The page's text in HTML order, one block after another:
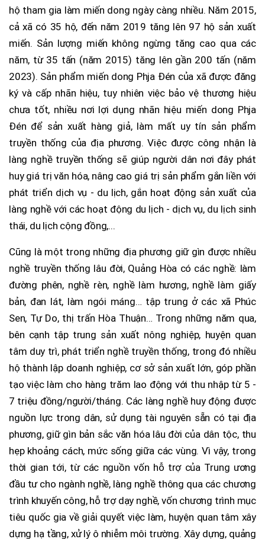
hộ tham gia làm miến dong ngày càng nhiều. Năm 2015,
cả xã có 35 hộ, đến năm 2019 tăng lên 97 hộ sản xuất
miến. Sản lượng miến không ngừng tăng cao qua các
năm, từ 35 tấn (năm 2015) tăng lên gần 200 tấn (năm
2023). Sản phẩm miến dong Phja Đén của xã được đăng
ký và cấp nhãn hiệu, tuy nhiên việc bảo vệ thương hiệu
chưa tốt, nhiều nơi lợi dụng nhãn hiệu miến dong Phja
Đén để sản xuất hàng giả, làm mất uy tín sản phẩm
truyền thống của địa phương. Việc được công nhận là
làng nghề truyền thống sẽ giúp người dân nơi đây phát
huy giá trị văn hóa, nâng cao giá trị sản phẩm gắn liền với
phát triển dịch vụ - du lịch, gắn hoạt động sản xuất của
làng nghề với các hoạt động du lịch - dịch vụ, du lịch sinh
thái, du lịch cộng đồng,...
Cũng là một trong những địa phương giữ gìn được nhiều
nghề truyền thống lâu đời, Quảng Hòa có các nghề: làm
đường phên, nghề rèn, nghề làm hương, nghề làm giấy
bản, đan lát, làm ngói máng… tập trung ở các xã Phúc
Sen, Tự Do, thị trấn Hòa Thuận… Trong những năm qua,
bên cạnh tập trung sản xuất nông nghiệp, huyện quan
tâm duy trì, phát triển nghề truyền thống, trong đó nhiều
hộ thành lập doanh nghiệp, cơ sở sản xuất lớn, góp phần
tạo việc làm cho hàng trăm lao động với thu nhập từ 5 -
7 triệu đồng/người/tháng. Các làng nghề huy động được
nguồn lực trong dân, sử dụng tài nguyên sẵn có tại địa
phương, giữ gìn bản sắc văn hóa lâu đời của dân tộc, thu
hẹp khoảng cách, mức sống giữa các vùng. Vì vậy, trong
thời gian tới, từ các nguồn vốn hỗ trợ của Trung ương
đầu tư cho ngành nghề, làng nghề thông qua các chương
trình khuyến công, hỗ trợ dạy nghề, vốn chương trình mục
tiêu quốc gia về giải quyết việc làm, huyện quan tâm xây
dựng hạ tầng, xử lý ô nhiễm môi trường. Xây dựng, quảng